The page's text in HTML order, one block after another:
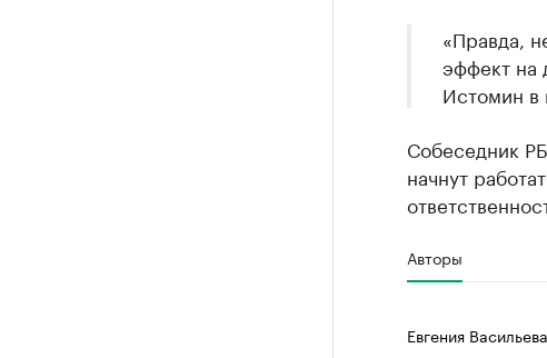
«Правда,
эффект на
Истомин в
Собеседник
начнут
Авторы
Евгения Васильева